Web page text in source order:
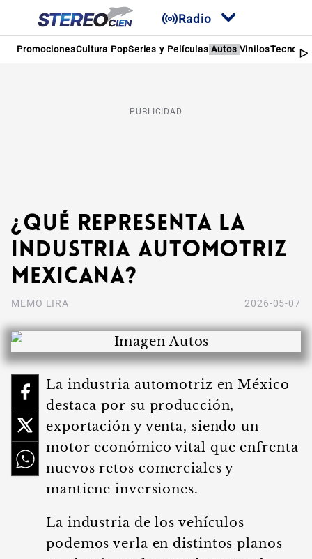
Radio
PromocionesCultura PopSeries y Películas Autos Vinilos
PUBLICIDAD
¿Qué representa la
industria automotriz
mexicana?
MEMO LIRA 2026-05-07
La industria automotriz en México
destaca por su producción,
exportación y venta, siendo un
motor económico vital que enfrenta
nuevos retos comerciales y
mantiene inversiones.
La industria de los vehículos
podemos verla en distintos planos